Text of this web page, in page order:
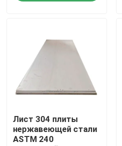
Продукция
Труба круга нержавеющей
Труба нержавеющей
Лист 304 плиты
нержавеющей стали
ASTM 240